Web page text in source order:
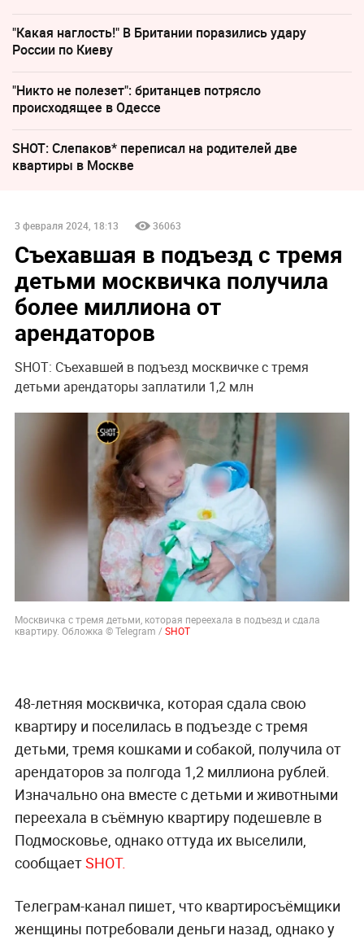
"Какая наглость!" В Британии поразились удару
России по Киеву
"Никто не полезет": британцев потрясло
происходящее в Одессе
SHOT: Слепаков* переписал на родителей две
квартиры в Москве
3 февраля 2024, 18:13 36063
Съехавшая в подъезд с тремя
детьми москвичка получила
более миллиона от
арендаторов
SHOT: Съехавшей в подъезд москвичке с тремя
детьми арендаторы заплатили 1,2 млн
Москвичка с тремя детьми, которая переехала в подъезд и сдала
квартиру. Обложка © Telegram /SHOT
48-летняя москвичка, которая сдала свою
квартиру и поселилась в подъезде с тремя
детьми, тремя кошками и собакой, получила от
арендаторов за полгода 1,2 миллиона рублей.
Изначально она вместе с детьми и животными
переехала в съёмную квартиру подешевле в
Подмосковье, однако оттуда их выселили,
сообщаетSHOT.
Телеграм-канал пишет, что квартиросъёмщики
женщины потребовали деньги назад, однако у